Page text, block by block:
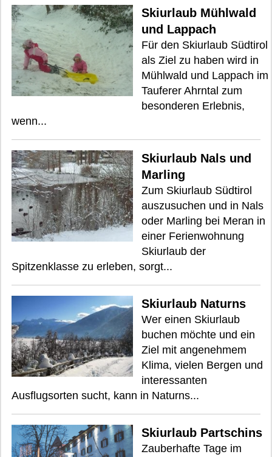
Skiurlaub Mühlwald
und Lappach
Für den Skiurlaub Südtirol
als Ziel zu haben wird in
Mühlwald und Lappach im
Tauferer Ahrntal zum
besonderen Erlebnis,
wenn...
Skiurlaub Nals und
Marling
Zum Skiurlaub Südtirol
auszusuchen und in Nals
oder Marling bei Meran in
einer Ferienwohnung
Skiurlaub der
Spitzenklasse zu erleben, sorgt...
Skiurlaub Naturns
Wer einen Skiurlaub
buchen möchte und ein
Ziel mit angenehmem
Klima, vielen Bergen und
interessanten
Ausflugsorten sucht, kann in Naturns...
Skiurlaub Partschins
Zauberhafte Tage im